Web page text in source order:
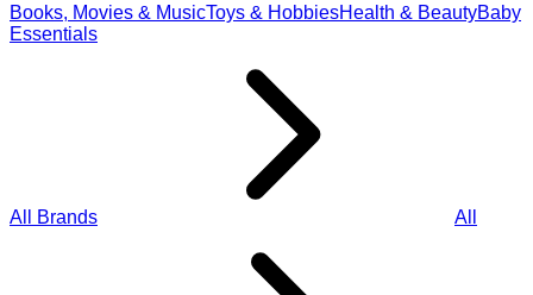
Books, Movies & MusicToys & HobbiesHealth & BeautyBaby
Essentials
All Brands All